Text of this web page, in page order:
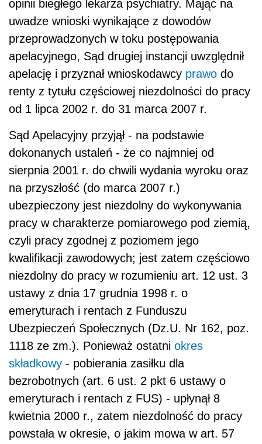
opinii biegłego lekarza psychiatry. Mając na
uwadze wnioski wynikające z do­wodów
przeprowadzonych w toku postępowania
apelacyjnego, Sąd drugiej instancji uwzględnił
apelację i przyznał wnioskodawcy prawo do
renty z tytułu częściowej niezdolności do pracy
od 1 lipca 2002 r. do 31 marca 2007 r.
Sąd Apelacyjny przyjął - na podstawie
dokonanych ustaleń - że co najmniej od
sierpnia 2001 r. do chwili wydania wyroku oraz
na przyszłość (do marca 2007 r.)
ubezpieczony jest niezdolny do wykonywania
pracy w charakterze pomiarowego pod ziemią,
czyli pracy zgodnej z poziomem jego
kwalifikacji zawodowych; jest zatem częściowo
niezdolny do pracy w rozumieniu art. 12 ust. 3
ustawy z dnia 17 grudnia 1998 r. o
emeryturach i rentach z Funduszu
Ubezpieczeń Społecznych (Dz.U. Nr 162, poz.
1118 ze zm.). Ponieważ ostatni okres
składkowy - pobierania zasiłku dla
bezrobotnych (art. 6 ust. 2 pkt 6 ustawy o
emeryturach i rentach z FUS) - upłynął 8
kwietnia 2000 r., zatem niezdolność do pracy
powstała w okresie, o jakim mowa w art. 57